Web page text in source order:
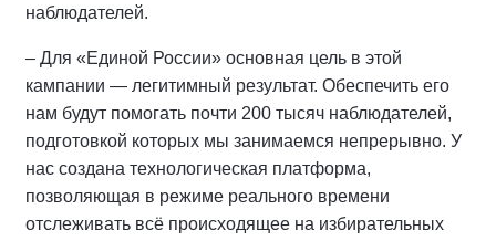
наблюдателей.
– Для «Единой России» основная цель в этой
кампании — легитимный результат. Обеспечить его
нам будут помогать почти 200 тысяч наблюдателей,
подготовкой которых мы занимаемся непрерывно. У
нас создана технологическая платформа,
позволяющая в режиме реального времени
отслеживать всё происходящее на избирательных